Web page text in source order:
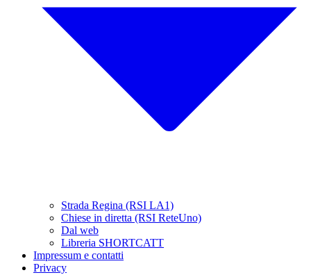
Strada Regina (RSI LA1)
Chiese in diretta (RSI ReteUno)
Dal web
Libreria SHORTCATT
Impressum e contatti
Privacy